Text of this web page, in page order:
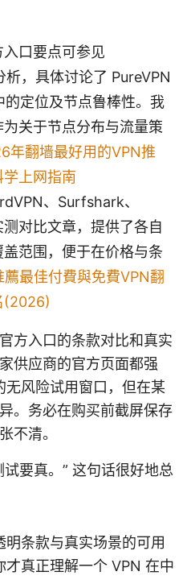
口要点可参见
，具体讨论了 PureVPN
的定位及节点鲁棒性。我
关于节点分布与流量策
年翻墙最好用的VPN推
上网指南
、Surfshark、
对比文章，提供了各自
范围，便于在价格与条
薦最佳付費與免費VPN翻
(2026)
方入口的条款对比和真实
供应商的官方页面都强
风险试用窗口，但在某
。务必在购买前截屏保存
不清。
要真。” 这句话很好地总
明条款与真实场景的可用
才真正理解一个 VPN 在中